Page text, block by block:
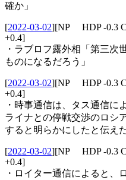
確か」
[2022-03-02][NP HDP -0.3
+0.4]
・ラブロフ露外相「第三次
ものになるだろう」
[2022-03-02][NP HDP -0.3
+0.4]
・時事通信は、タス通信に
ライナとの停戦交渉のロシ
すると明らかにしたと伝えた
[2022-03-02][NP HDP -0.3
+0.4]
・ロイター通信によると、